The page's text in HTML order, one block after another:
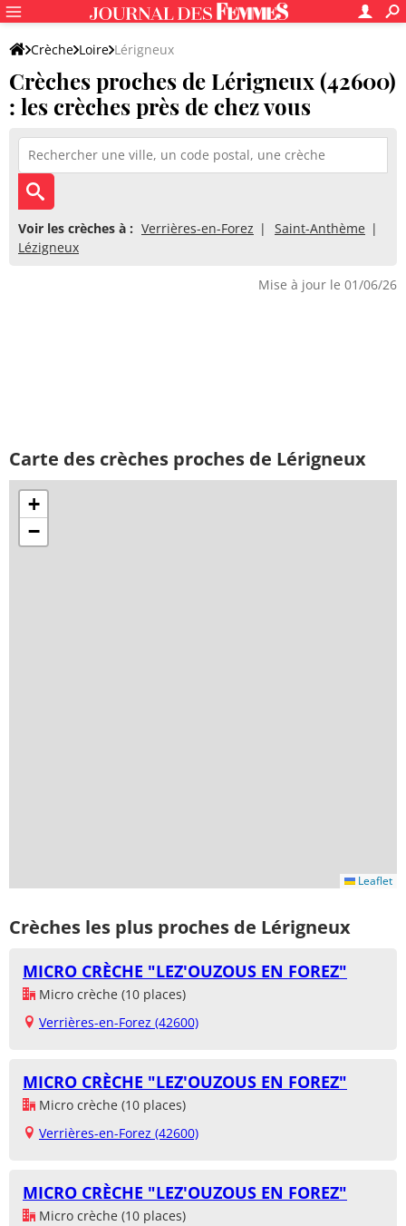
Crèche Loire Lérigneux
Crèches proches de Lérigneux (42600)
: les crèches près de chez vous
Voir les crèches à : Verrières-en-Forez
Saint-Anthème
Lézigneux
Mise à jour le 01/06/26
Carte des crèches proches de Lérigneux
+
−
Leaflet
Crèches les plus proches de Lérigneux
MICRO CRÈCHE "LEZ'OUZOUS EN FOREZ"
Micro crèche (10 places)
Verrières-en-Forez (42600)
MICRO CRÈCHE "LEZ'OUZOUS EN FOREZ"
Micro crèche (10 places)
Verrières-en-Forez (42600)
MICRO CRÈCHE "LEZ'OUZOUS EN FOREZ"
Micro crèche (10 places)